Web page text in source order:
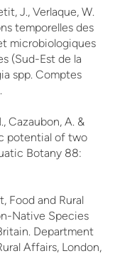
J., Verlaque, W.
temporelles des
microbiologiques
(Sud-Est de la
spp. Comptes
Cazaubon, A. &
potential of two
Botany 88:
Food and Rural
Native Species
Department
Affairs, London,